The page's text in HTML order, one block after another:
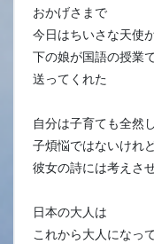
おかげさまで
今日はちいさな天使
下の娘が国語の授業
送ってくれた
自分は子育ても全然
子煩悩ではないけれ
彼女の詩には考えさ
日本の大人は
これから大人になっ